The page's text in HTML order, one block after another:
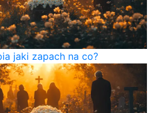
jaki zapach na co?